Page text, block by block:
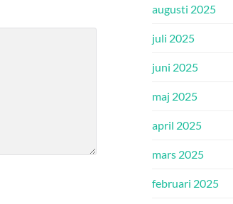
augusti 2025
juli 2025
juni 2025
maj 2025
april 2025
mars 2025
februari 2025